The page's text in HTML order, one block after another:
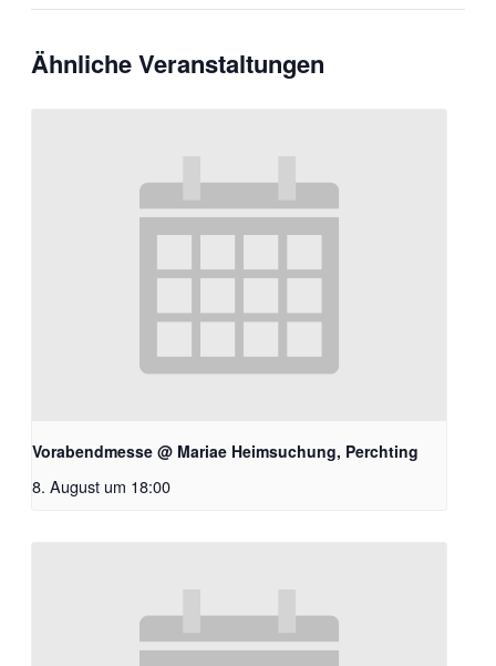
Ähnliche Veranstaltungen
Vorabendmesse @ Mariae Heimsuchung, Perchting
8. August um 18:00